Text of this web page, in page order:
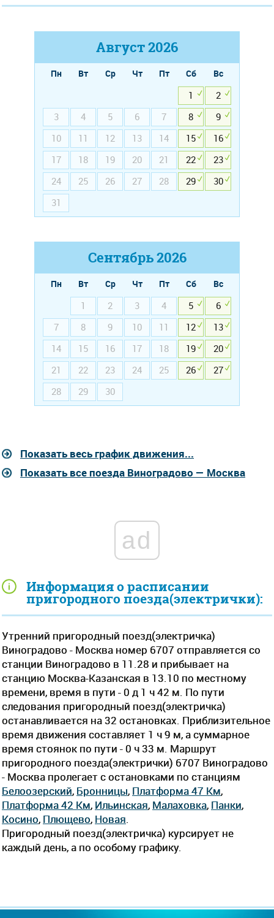
Информация о расписании
пригородного поезда(электрички):
Утренний пригородный поезд(электричка)
Виноградово - Москва номер 6707 отправляется со
станции Виноградово в 11.28 и прибывает на
станцию Москва-Казанская в 13.10 по местному
времени, время в пути - 0 д 1 ч 42 м. По пути
следования пригородный поезд(электричка)
останавливается на 32 остановках. Приблизительное
время движения составляет 1 ч 9 м, а суммарное
время стоянок по пути - 0 ч 33 м. Маршрут
пригородного поезда(электрички) 6707 Виноградово
- Москва пролегает c остановками по станциям
Белоозерский, Бронницы, Платформа 47 Км,
Платформа 42 Км, Ильинская, Малаховка, Панки,
Косино, Плющево, Новая
Пригородный поезд(электричка) курсирует не
каждый день, а по особому графику.
Август2026
Пн Вт Ср Чт Пт Сб
Вс
1
2
3
4 5 6 7 8
9
10
11 12 13 14 15
16
17
18 19 20 21 22
23
24
25 26 27 28 29
30
31
Сентябрь2026
Пн Вт Ср Чт Пт Сб
Вс
1
2 3 4 5
6
7
8 9 10 11 12
13
14
15 16 17 18 19
20
21
22 23 24 25 26
27
28
29 30
Показать весь график движения...
Показать все поезда Виноградово — Москва
ad